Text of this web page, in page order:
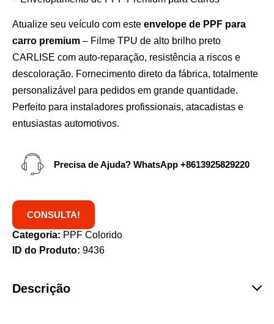
Atualize seu veículo com este envelope de PPF para
carro premium – Filme TPU de alto brilho preto
CARLISE com auto-reparação, resistência a riscos e
descoloração. Fornecimento direto da fábrica, totalmente
personalizável para pedidos em grande quantidade.
Perfeito para instaladores profissionais, atacadistas e
entusiastas automotivos.
Precisa de Ajuda? WhatsApp +8613925829220
CONSULTA!
Categoria: PPF Colorido
ID do Produto: 9436
Descrição